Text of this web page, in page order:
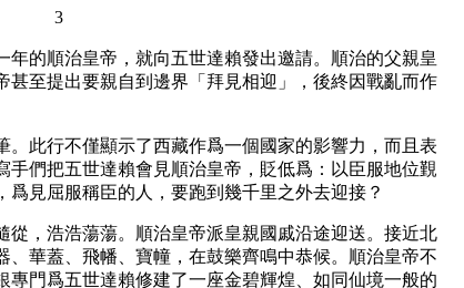
3
的順治皇帝，就向五世達賴發出邀請。順治的父親皇
甚至提出要親自到邊界「拜見相迎」，後終因戰亂而作
此行不僅顯示了西藏作爲一個國家的影響力，而且表
手們把五世達賴會見順治皇帝，貶低爲：以臣服地位覲
見屈服稱臣的人，要跑到幾千里之外去迎接？
，浩浩蕩蕩。順治皇帝派皇親國戚沿途迎送。接近北
華蓋、飛幡、寶幢，在鼓樂齊鳴中恭候。順治皇帝不
門爲五世達賴修建了一座金碧輝煌、如同仙境一般的